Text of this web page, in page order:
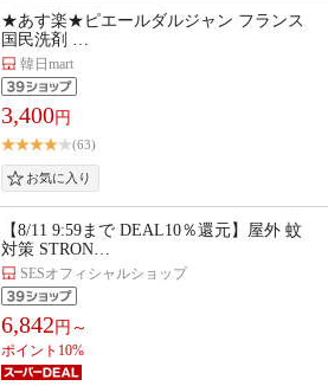
★あす楽★ピエールダルジャン フランス
国民洗剤 …
韓日mart
3,400円
(63)
【8/11 9:59まで DEAL10％還元】屋外 蚊
対策 STRON…
SESオフィシャルショップ
6,842 円～
ポイント10%